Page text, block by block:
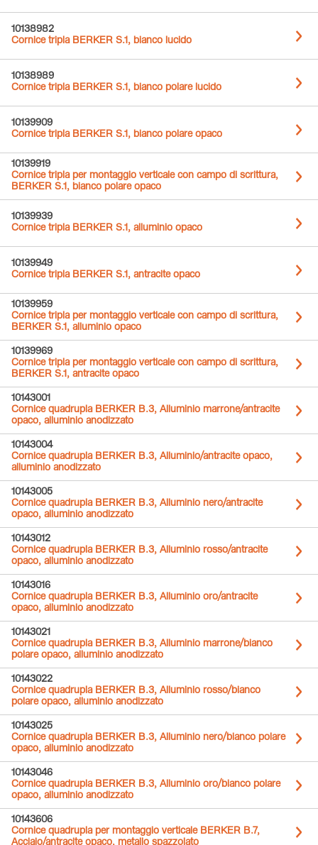
10138982
Cornice tripla BERKER S.1, bianco lucido
10138989
Cornice tripla BERKER S.1, bianco polare lucido
10139909
Cornice tripla BERKER S.1, bianco polare opaco
10139919
Cornice tripla per montaggio verticale con campo di scrittura,
BERKER S.1, bianco polare opaco
10139939
Cornice tripla BERKER S.1, alluminio opaco
10139949
Cornice tripla BERKER S.1, antracite opaco
10139959
Cornice tripla per montaggio verticale con campo di scrittura,
BERKER S.1, alluminio opaco
10139969
Cornice tripla per montaggio verticale con campo di scrittura,
BERKER S.1, antracite opaco
10143001
Cornice quadrupla BERKER B.3, Alluminio marrone/antracite
opaco, alluminio anodizzato
10143004
Cornice quadrupla BERKER B.3, Alluminio/antracite opaco,
alluminio anodizzato
10143005
Cornice quadrupla BERKER B.3, Alluminio nero/antracite
opaco, alluminio anodizzato
10143012
Cornice quadrupla BERKER B.3, Alluminio rosso/antracite
opaco, alluminio anodizzato
10143016
Cornice quadrupla BERKER B.3, Alluminio oro/antracite
opaco, alluminio anodizzato
10143021
Cornice quadrupla BERKER B.3, Alluminio marrone/bianco
polare opaco, alluminio anodizzato
10143022
Cornice quadrupla BERKER B.3, Alluminio rosso/bianco
polare opaco, alluminio anodizzato
10143025
Cornice quadrupla BERKER B.3, Alluminio nero/bianco polare
opaco, alluminio anodizzato
10143046
Cornice quadrupla BERKER B.3, Alluminio oro/bianco polare
opaco, alluminio anodizzato
10143606
Cornice quadrupla per montaggio verticale BERKER B.7,
Acciaio/antracite opaco, metallo spazzolato